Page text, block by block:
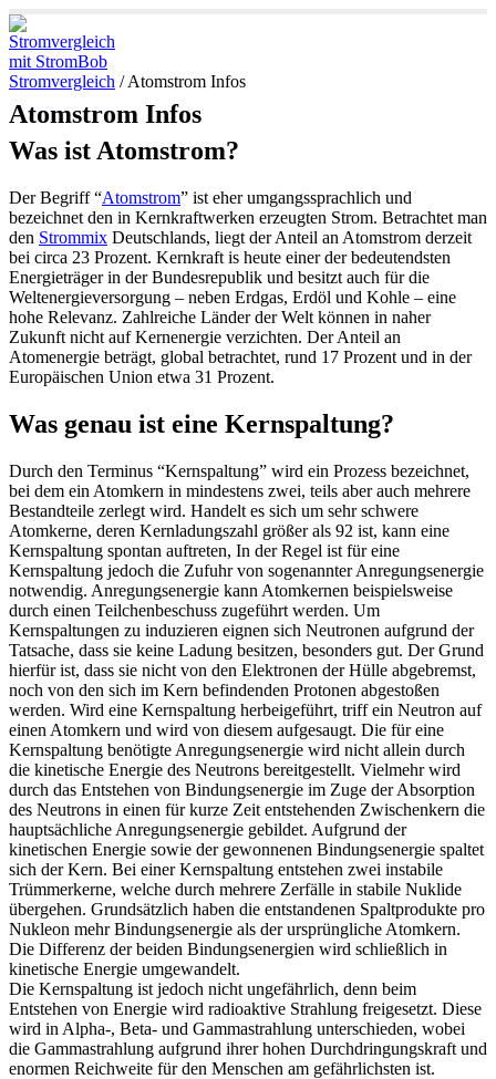
Stromvergleich /Atomstrom Infos
Atomstrom Infos
Was ist Atomstrom?
Der Begriff “Atomstrom” ist eher umgangssprachlich und
bezeichnet den in Kernkraftwerken erzeugten Strom. Betrachtet man
den Strommix Deutschlands, liegt der Anteil an Atomstrom derzeit
bei circa 23 Prozent. Kernkraft is heute einer der bedeutendsten
Energieträger in der Bundesrepublik und besitzt auch für die
Weltenergieversorgung – neben Erdgas, Erdöl und Kohle – eine
hohe Relevanz. Zahlreiche Länder der Welt können in naher
Zukunft nicht auf Kernenergie verzichten. Der Anteil an
Atomenergie beträgt, global betrachtet, rund 17 Prozent und in der
Europäischen Union etwa 31 Prozent.
Was genau ist eine Kernspaltung?
Durch den Terminus “Kernspaltung” wird ein Prozess bezeichnet,
bei dem ein Atomkern in mindestens zwei, teils aber auch mehrere
Bestandteile zerlegt wird. Handelt es sich um sehr schwere
Atomkerne, deren Kernladungszahl größer als 92 ist, kann eine
Kernspaltung spontan auftreten, In der Regel ist für eine
Kernspaltung jedoch die Zufuhr von sogenannter Anregungsenergie
notwendig. Anregungsenergie kann Atomkernen beispielsweise
durch einen Teilchenbeschuss zugeführt werden. Um
Kernspaltungen zu induzieren eignen sich Neutronen aufgrund der
Tatsache, dass sie keine Ladung besitzen, besonders gut. Der Grund
hierfür ist, dass sie nicht von den Elektronen der Hülle abgebremst,
noch von den sich im Kern befindenden Protonen abgestoßen
werden. Wird eine Kernspaltung herbeigeführt, triff ein Neutron auf
einen Atomkern und wird von diesem aufgesaugt. Die für eine
Kernspaltung benötigte Anregungsenergie wird nicht allein durch
die kinetische Energie des Neutrons bereitgestellt. Vielmehr wird
durch das Entstehen von Bindungsenergie im Zuge der Absorption
des Neutrons in einen für kurze Zeit entstehenden Zwischenkern die
hauptsächliche Anregungsenergie gebildet. Aufgrund der
kinetischen Energie sowie der gewonnenen Bindungsenergie spaltet
sich der Kern. Bei einer Kernspaltung entstehen zwei instabile
Trümmerkerne, welche durch mehrere Zerfälle in stabile Nuklide
übergehen. Grundsätzlich haben die entstandenen Spaltprodukte pro
Nukleon mehr Bindungsenergie als der ursprüngliche Atomkern.
Die Differenz der beiden Bindungsenergien wird schließlich in
kinetische Energie umgewandelt.
Die Kernspaltung ist jedoch nicht ungefährlich, denn beim
Entstehen von Energie wird radioaktive Strahlung freigesetzt. Diese
wird in Alpha-, Beta- und Gammastrahlung unterschieden, wobei
die Gammastrahlung aufgrund ihrer hohen Durchdringungskraft und
enormen Reichweite für den Menschen am gefährlichsten ist.